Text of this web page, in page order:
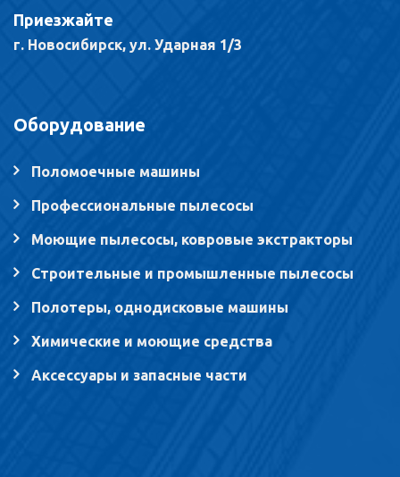
Приезжайте
г. Новосибирск, ул. Ударная 1/3
Оборудование
Поломоечные машины
Профессиональные пылесосы
Моющие пылесосы, ковровые экстракторы
Строительные и промышленные пылесосы
Полотеры, однодисковые машины
Химические и моющие средства
Аксессуары и запасные части